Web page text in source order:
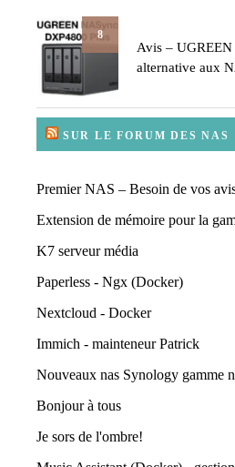
8
Avis –
alternative aux
SUR LE FORUM DES NAS
Premier NAS – Besoin de vos
Extension de mémoire pour la
K7 serveur média
Paperless - Ngx (Docker)
Nextcloud - Docker
Immich - mainteneur Patrick
Nouveaux nas Synology gamme
Bonjour à tous
Je sors de l'ombre!